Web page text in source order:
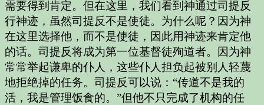
需要得到肯定。但在这里，我们看到神通过司提反
行神迹，虽然司提反不是使徒。为什么呢？因为神
在这里选择他，而不是使徒，因此用神迹来肯定他
的话。司提反将成为第一位基督徒殉道者。因为神
常常举起谦卑的仆人，这些仆人担负起被别人轻蔑
地拒绝掉的任务。司提反可以说：“传道不是我的
活，我是管理饭食的。”但他不只完成了机构的任